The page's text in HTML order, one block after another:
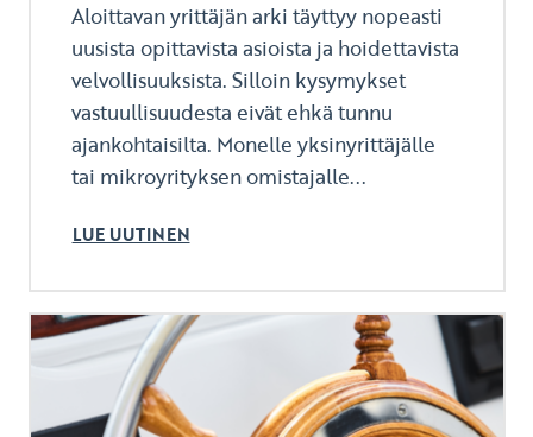
Aloittavan yrittäjän arki täyttyy nopeasti
uusista opittavista asioista ja hoidettavista
velvollisuuksista. Silloin kysymykset
vastuullisuudesta eivät ehkä tunnu
ajankohtaisilta. Monelle yksinyrittäjälle
tai mikroyrityksen omistajalle...
LUE UUTINEN